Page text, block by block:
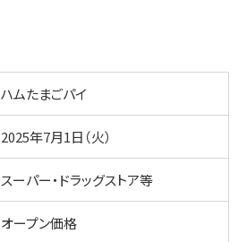
ハムたまごパイ
2025年7月1日（火）
スーパー・ドラッグストア等
オープン価格